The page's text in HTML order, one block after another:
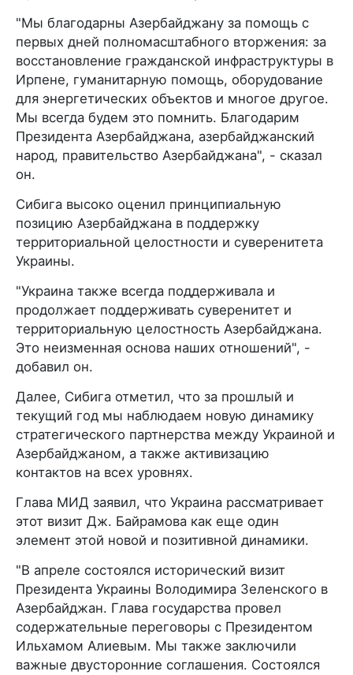
"Мы благодарны Азербайджану за помощь с
первых дней полномасштабного вторжения: за
восстановление гражданской инфраструктуры в
Ирпене, гуманитарную помощь, оборудование
для энергетических объектов и многое другое.
Мы всегда будем это помнить. Благодарим
Президента Азербайджана, азербайджанский
народ, правительство Азербайджана", - сказал
он.
Сибига высоко оценил принципиальную
позицию Азербайджана в поддержку
территориальной целостности и суверенитета
Украины.
"Украина также всегда поддерживала и
продолжает поддерживать суверенитет и
территориальную целостность Азербайджана.
Это неизменная основа наших отношений", -
добавил он.
Далее, Сибига отметил, что за прошлый и
текущий год мы наблюдаем новую динамику
стратегического партнерства между Украиной и
Азербайджаном, а также активизацию
контактов на всех уровнях.
Глава МИД заявил, что Украина рассматривает
этот визит Дж. Байрамова как еще один
элемент этой новой и позитивной динамики.
"В апреле состоялся исторический визит
Президента Украины Володимира Зеленского в
Азербайджан. Глава государства провел
содержательные переговоры с Президентом
Ильхамом Алиевым. Мы также заключили
важные двусторонние соглашения. Состоялся